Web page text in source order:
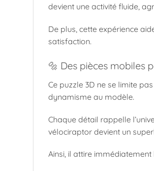
devient une activité fluide,
De plus, cette expérience
satisfaction.
🔩 Des pièces mobiles
Ce puzzle 3D ne se limite
dynamisme au modèle.
Chaque détail rappelle
vélociraptor devient un
Ainsi, il attire